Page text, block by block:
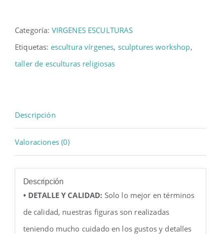
Categoría: VIRGENES ESCULTURAS
Etiquetas: escultura vírgenes, sculptures workshop,
taller de esculturas religiosas
Descripción
Valoraciones (0)
Descripción
• DETALLE Y CALIDAD: Solo lo mejor en términos
de calidad, nuestras figuras son realizadas
teniendo mucho cuidado en los gustos y detalles